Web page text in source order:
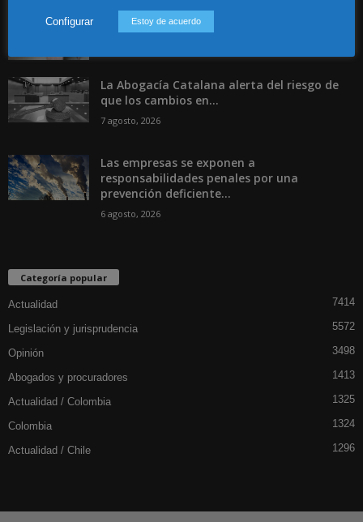
es el referente en derecho...
La Abogacía Catalana alerta del riesgo de
que los cambios en...
7 agosto, 2026
Las empresas se exponen a
responsabilidades penales por una
prevención deficiente...
6 agosto, 2026
Categoría popular
Actualidad 7414
Legislación y jurisprudencia 5572
Opinión 3498
Abogados y procuradores 1413
Actualidad / Colombia 1325
Colombia 1324
Actualidad / Chile 1296
Configurar Estoy de acuerdo